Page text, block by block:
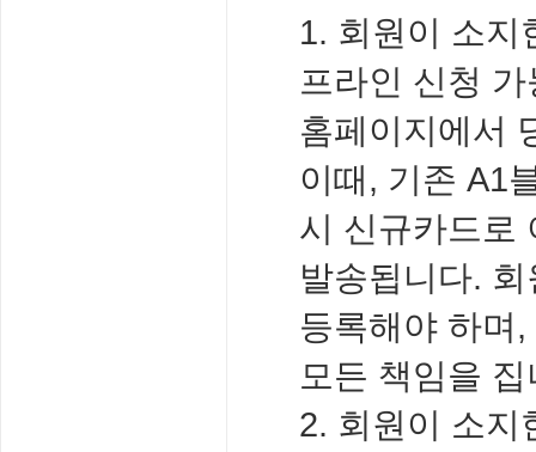
1. 회원이 소지
프라인 신청
홈페이지에서
이때, 기존 A1
시 신규카드로
발송됩니다.
등록해야 하며
모든 책임을
2. 회원이 소지